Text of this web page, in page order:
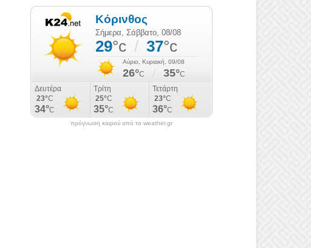
πρόγνωση καιρού από το weather.gr